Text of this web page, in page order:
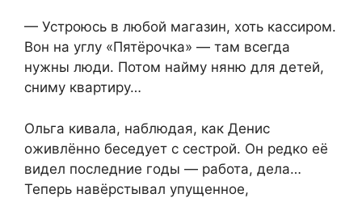
— Устроюсь в любой магазин, хоть кассиром.
Вон на углу «Пятёрочка» — там всегда
нужны люди. Потом найму няню для детей,
сниму квартиру…
Ольга кивала, наблюдая, как Денис
оживлённо беседует с сестрой. Он редко её
видел последние годы — работа, дела…
Теперь навёрстывал упущенное,